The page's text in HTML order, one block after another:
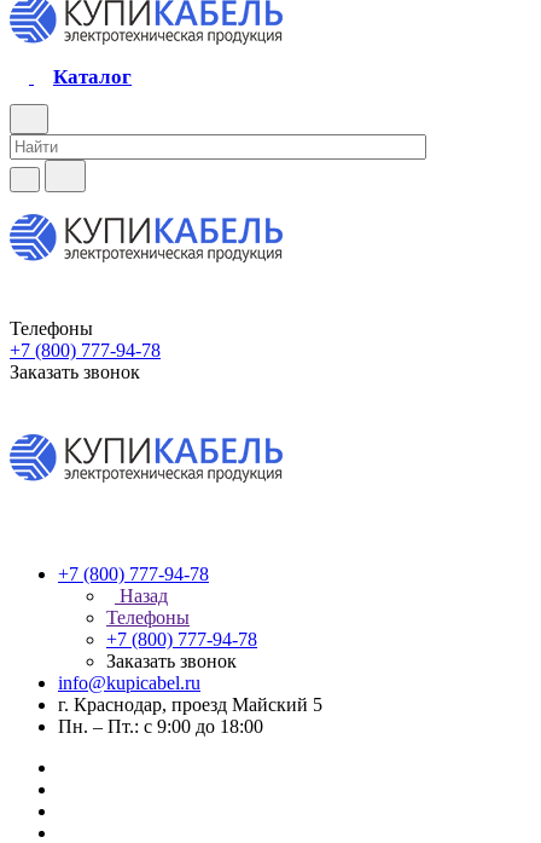
Каталог
Телефоны
+7 (800) 777-94-78
Заказать звонок
+7 (800) 777-94-78
Назад
Телефоны
+7 (800) 777-94-78
Заказать звонок
info@kupicabel.ru
г. Краснодар, проезд Майский 5
Пн. – Пт.: с 9:00 до 18:00